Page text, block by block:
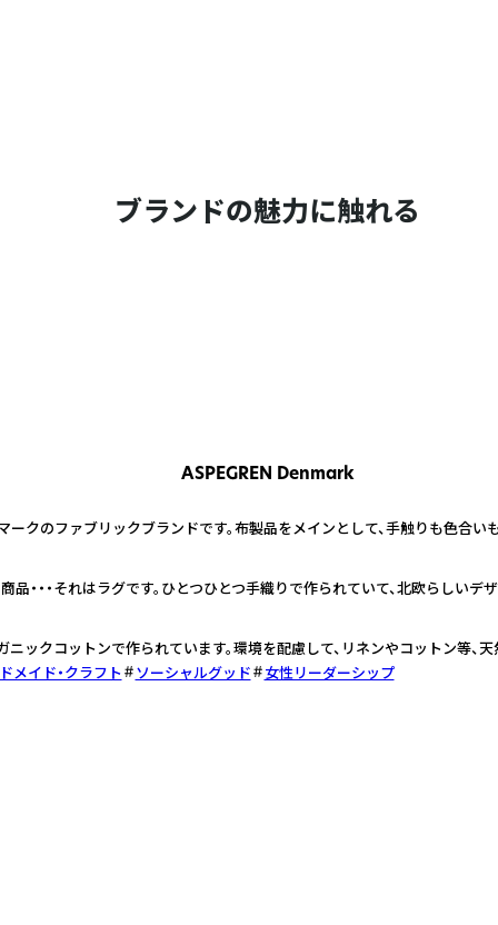
ブランドの魅力に触れる
ASPEGREN Denmark
クのファブリックブランドです。布製品をメインとして、手触りも色合い
・・・それはラグです。ひとつひとつ手織りで作られていて、北欧らしいデ
ックコットンで作られています。環境を配慮して、リネンやコットン等、
メイド・クラフト
ソーシャルグッド 女性リーダーシップ